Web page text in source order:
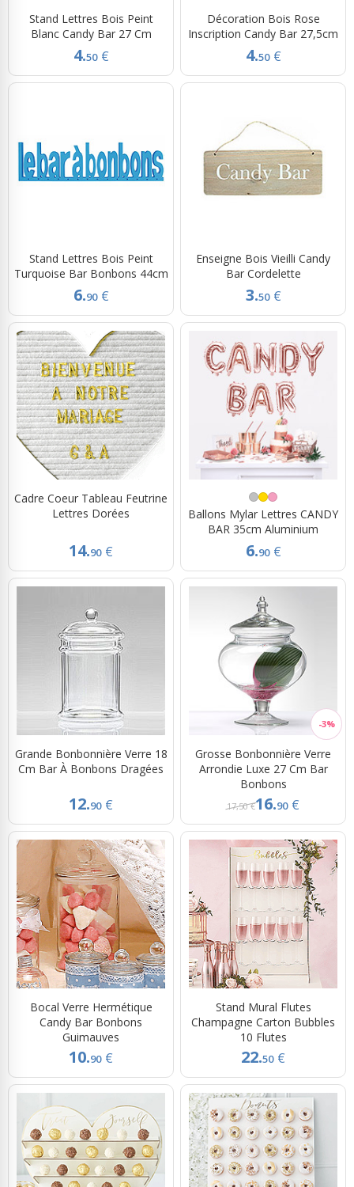
Stand Lettres Bois Peint
Blanc Candy Bar 27 Cm
4.50 €
Décoration Bois Rose
Inscription Candy Bar 27,5cm
4.50 €
Stand Lettres Bois Peint
Turquoise Bar Bonbons 44cm
6.90 €
Enseigne Bois Vieilli Candy
Bar Cordelette
3.50 €
Cadre Coeur Tableau Feutrine
Lettres Dorées
14.90 €
Ballons Mylar Lettres CANDY
BAR 35cm Aluminium
6.90 €
Grande Bonbonnière Verre 18
Cm Bar À Bonbons Dragées
12.90 €
Grosse Bonbonnière Verre
Arrondie Luxe 27 Cm Bar
Bonbons
17,50 €16.90 €
Bocal Verre Hermétique
Candy Bar Bonbons
Guimauves
10.90 €
Stand Mural Flutes
Champagne Carton Bubbles
10 Flutes
22.50 €